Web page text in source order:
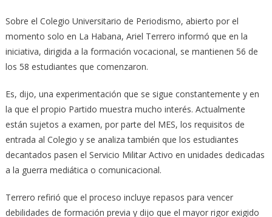
Sobre el Colegio Universitario de Periodismo, abierto por el
momento solo en La Habana, Ariel Terrero informó que en la
iniciativa, dirigida a la formación vocacional, se mantienen 56 de
los 58 estudiantes que comenzaron.
Es, dijo, una experimentación que se sigue constantemente y en
la que el propio Partido muestra mucho interés. Actualmente
están sujetos a examen, por parte del MES, los requisitos de
entrada al Colegio y se analiza también que los estudiantes
decantados pasen el Servicio Militar Activo en unidades dedicadas
a la guerra mediática o comunicacional.
Terrero refirió que el proceso incluye repasos para vencer
debilidades de formación previa y dijo que el mayor rigor exigido